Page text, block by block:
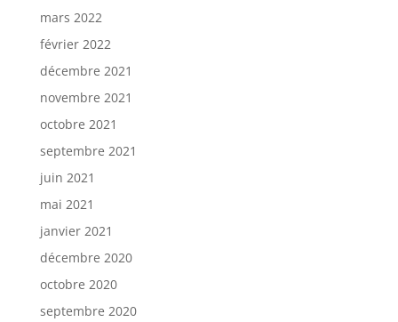
mars 2022
février 2022
décembre 2021
novembre 2021
octobre 2021
septembre 2021
juin 2021
mai 2021
janvier 2021
décembre 2020
octobre 2020
septembre 2020